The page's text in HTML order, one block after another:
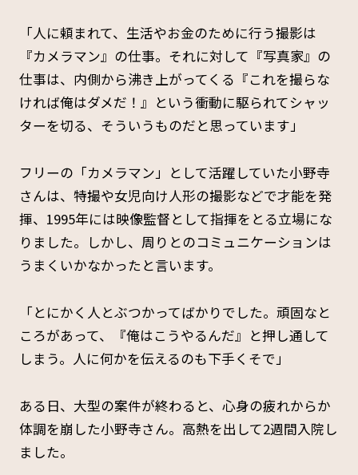
「人に頼まれて、生活やお金のために行う撮影は
『カメラマン』の仕事。それに対して『写真家』の
仕事は、内側から沸き上がってくる『これを撮らな
ければ俺はダメだ！』という衝動に駆られてシャッ
ターを切る、そういうものだと思っています」
フリーの「カメラマン」として活躍していた小野寺
さんは、特撮や女児向け人形の撮影などで才能を発
揮、1995年には映像監督として指揮をとる立場にな
りました。しかし、周りとのコミュニケーションは
うまくいかなかったと言います。
「とにかく人とぶつかってばかりでした。頑固なと
ころがあって、『俺はこうやるんだ』と押し通して
しまう。人に何かを伝えるのも下手くそで」
ある日、大型の案件が終わると、心身の疲れからか
体調を崩した小野寺さん。高熱を出して2週間入院し
ました。